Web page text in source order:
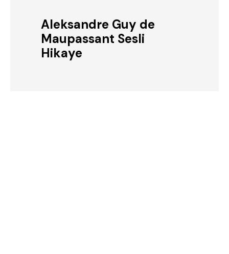
Aleksandre Guy de
Maupassant Sesli
Hikaye